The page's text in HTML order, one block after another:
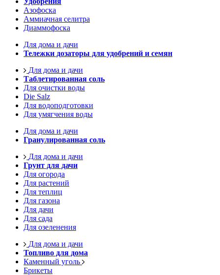
Азофоска
Аммиачная селитра
Диаммофоска
Для дома и дачи
Тележки дозаторы для удобрений и семян
Для дома и дачи
Таблетированная соль
Для очистки воды
Die Salz
Для водоподготовки
Для умягчения воды
Для дома и дачи
Гранулированная соль
Для дома и дачи
Грунт для дачи
Для огорода
Для растений
Для теплиц
Для газона
Для дачи
Для сада
Для озеленения
Для дома и дачи
Топливо для дома
Каменный уголь
Брикеты